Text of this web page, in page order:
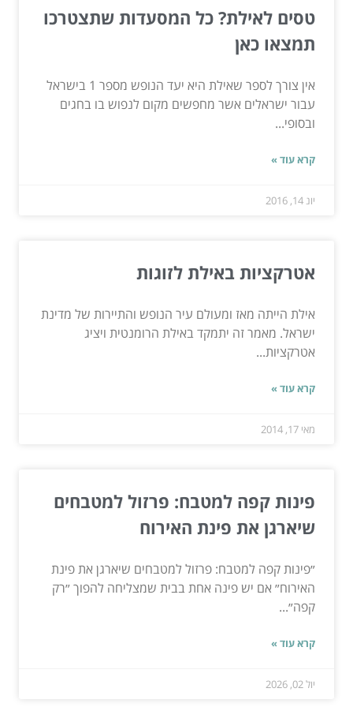
טסים לאילת? כל המסעדות שתצטרכו
תמצאו כאן
אין צורך לספר שאילת היא יעד הנופש מספר 1 בישראל
עבור ישראלים אשר מחפשים מקום לנפוש בו בחגים
ובסופי...
קרא עוד »
יונ 14, 2016
אטרקציות באילת לזוגות
אילת הייתה מאז ומעולם עיר הנופש והתיירות של מדינת
ישראל. מאמר זה יתמקד באילת הרומנטית ויציג
אטרקציות...
קרא עוד »
מאי 17, 2014
פינות קפה למטבח: פרזול למטבחים
שיארגן את פינת האירוח
״פינות קפה למטבח: פרזול למטבחים שיארגן את פינת
האירוח״ אם יש פינה אחת בבית שמצליחה להפוך ״רק
קפה״...
קרא עוד »
יול 02, 2026